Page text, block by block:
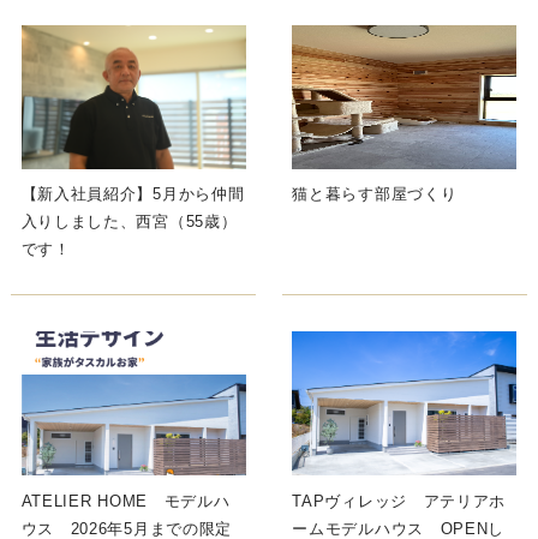
【新入社員紹介】5月から仲間
入りしました、西宮（55歳）
です！
猫と暮らす部屋づくり
ATELIER HOME モデルハ
ウス 2026年5月までの限定
TAPヴィレッジ アテリアホ
ームモデルハウス OPENし